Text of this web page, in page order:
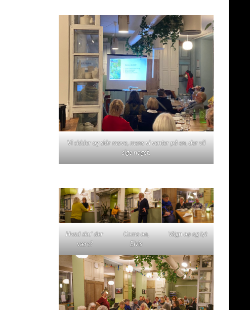
Vi sidder og slår mave, mens vi venter på en, der vil
sige noget,
Hvad sku' der
være?
Come on,
Elvis
Vågn op og lyt